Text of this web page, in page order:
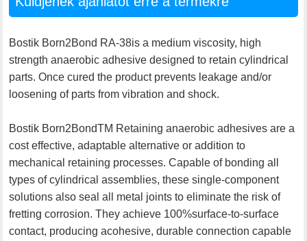
Bostik Born2Bond RA-38is a medium viscosity, high
strength anaerobic adhesive designed to retain cylindrical
parts. Once cured the product prevents leakage and/or
loosening of parts from vibration and shock.
Bostik Born2BondTM Retaining anaerobic adhesives are a
cost effective, adaptable alternative or addition to
mechanical retaining processes. Capable of bonding all
types of cylindrical assemblies, these single-component
solutions also seal all metal joints to eliminate the risk of
fretting corrosion. They achieve 100%surface-to-surface
contact, producing acohesive, durable connection capable